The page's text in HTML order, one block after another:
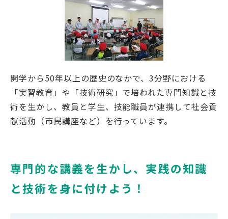
開学から50年以上の歴史のなかで、3分野における
「実習教育」や「技術研究」で培われた専門知識と技
術を生かし、教員と学生、技能職員が連携して社会貢
献活動（市民講座など）を行っています。
専門的な講義を生かし、実践の知識
と技術を身に付けよう！